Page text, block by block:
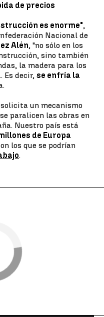
de precios
es enorme",
Nacional de
Alén, "no sólo en los
sino también
la madera para los
Es decir, se enfría la
un mecanismo
paralicen las obras en
Nuestro país está
de Europa
los que se podrían
.